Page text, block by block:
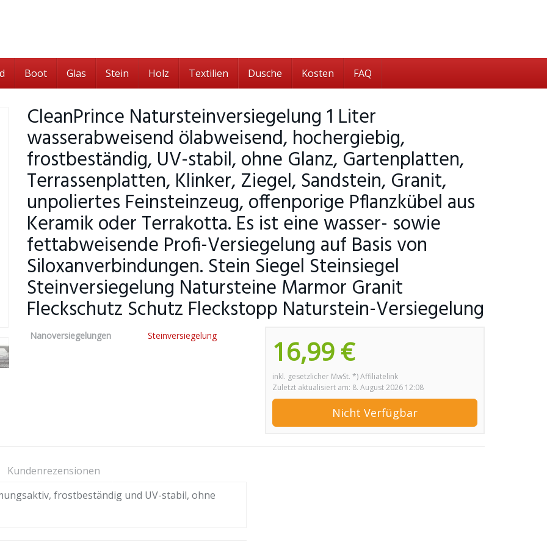
Boot Glas Stein Holz Textilien Dusche Kosten FAQ
CleanPrince Natursteinversiegelung 1 Liter
wasserabweisend ölabweisend, hochergiebig,
frostbeständig, UV-stabil, ohne Glanz, Gartenplatten,
Terrassenplatten, Klinker, Ziegel, Sandstein, Granit,
unpoliertes Feinsteinzeug, offenporige Pflanzkübel aus
Keramik oder Terrakotta. Es ist eine wasser- sowie
fettabweisende Profi-Versiegelung auf Basis von
Siloxanverbindungen. Stein Siegel Steinsiegel
Steinversiegelung Natursteine Marmor Granit
Fleckschutz Schutz Fleckstopp Naturstein-Versiegelung
16,99 €
inkl. gesetzlicher MwSt. *) Affiliatelink
Zuletzt aktualisiert am: 8. August 2026 12:08
Nicht Verfügbar
Nanoversiegelungen Steinversiegelung
Kundenrezensionen
frostbeständig und UV-stabil, ohne